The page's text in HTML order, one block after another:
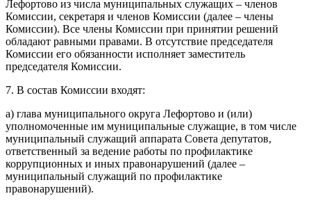
Лефортово из числа муниципальных служащих – членов
Комиссии, секретаря и членов Комиссии (далее – члены
Комиссии). Все члены Комиссии при принятии решений
обладают равными правами. В отсутствие председателя
Комиссии его обязанности исполняет заместитель
председателя Комиссии.
7. В состав Комиссии входят:
а) глава муниципального округа Лефортово и (или)
уполномоченные им муниципальные служащие, в том числе
муниципальный служащий аппарата Совета депутатов,
ответственный за ведение работы по профилактике
коррупционных и иных правонарушений (далее –
муниципальный служащий по профилактике
правонарушений).